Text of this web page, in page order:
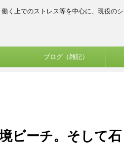
く上でのストレス等を中心に、現役の
ブログ（雑記）
ビーチ。そして石